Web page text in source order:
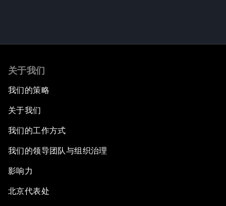
关于我们
我们的策略
关于我们
我们的工作方式
我们的领导团队与组织治理
影响力
北京代表处